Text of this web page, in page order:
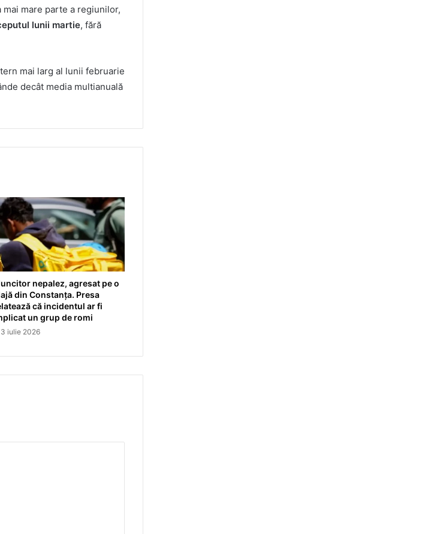
mare parte a regiunilor,
lunii martie, fără
mai larg al lunii februarie
decât media multianuală
nepalez, agresat pe o
din Constanța. Presa
că incidentul ar fi
un grup de romi
3 iulie 2026